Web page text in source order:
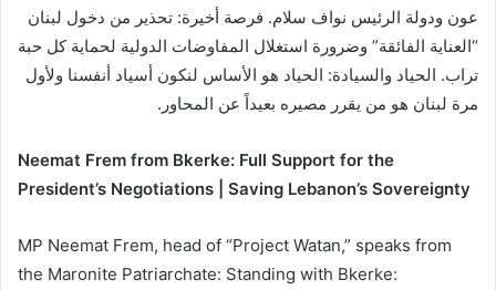
عون ودولة الرئيس نواف سلام. فرصة أخيرة: تحذير من دخول لبنان
“العناية الفائقة” وضرورة استغلال المفاوضات الدولية لحماية كل حبة
تراب. الحياد والسيادة: الحياد هو الأساس لنكون أسياد أنفسنا ولأول
مرة لبنان هو من يقرر مصيره بعيداً عن المحاور.
Neemat Frem from Bkerke: Full Support for the
President’s Negotiations | Saving Lebanon’s Sovereignty
MP Neemat Frem, head of “Project Watan,” speaks from
the Maronite Patriarchate: Standing with Bkerke: